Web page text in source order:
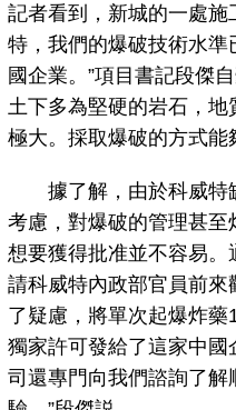
記者看到，新城的一處施
特，我們的爆破技術水
國企業。”項目書記段傑
土下多為堅硬的岩石，
極大。採取爆破的方式能
據了解，由於科威特
考慮，對爆破的管理甚至
想要獲得批准並不容易
請科威特內政部官員前
了疑慮，將單次起爆炸
獨家許可發給了這家中國
司還專門向我們諮詢了